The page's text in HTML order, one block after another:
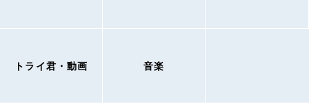
トライ君・動画 音楽